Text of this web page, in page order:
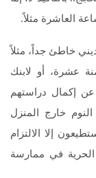
العاشرة مثلاً.
خاطئ جداً، مثلاً
عشرة، أو لابنك
عن إكمال دراستهم
خارج المنزل
إلا الالتزام
الحرية في ممارسة